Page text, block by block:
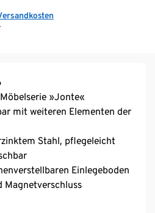
»Jonte«
mit weiteren Elementen der
Stahl, pflegeleicht
Einlegeboden
Magnetverschluss
fester Stand